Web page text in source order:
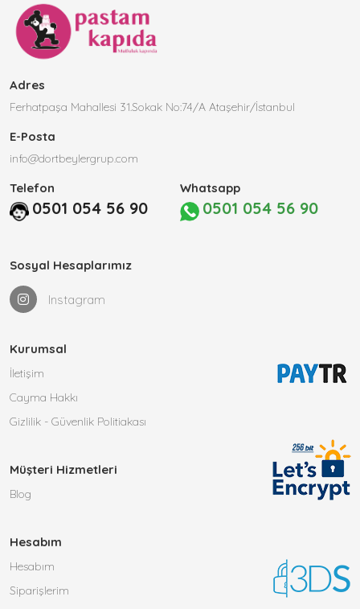
Adres
Ferhatpaşa Mahallesi 31.Sokak No:74/A Ataşehir/İstanbul
E-Posta
info@dortbeylergrup.com
Telefon
0501 054 56 90
Whatsapp
0501 054 56 90
Sosyal Hesaplarımız
Instagram
Kurumsal
İletişim
Cayma Hakkı
Gizlilik - Güvenlik Politiakası
Müşteri Hizmetleri
Blog
Hesabım
Hesabım
Siparişlerim